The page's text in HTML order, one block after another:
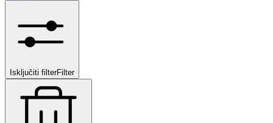
Isključiti filterFilter